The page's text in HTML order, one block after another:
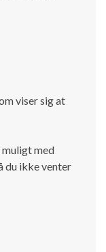
viser sig at
med
du ikke venter